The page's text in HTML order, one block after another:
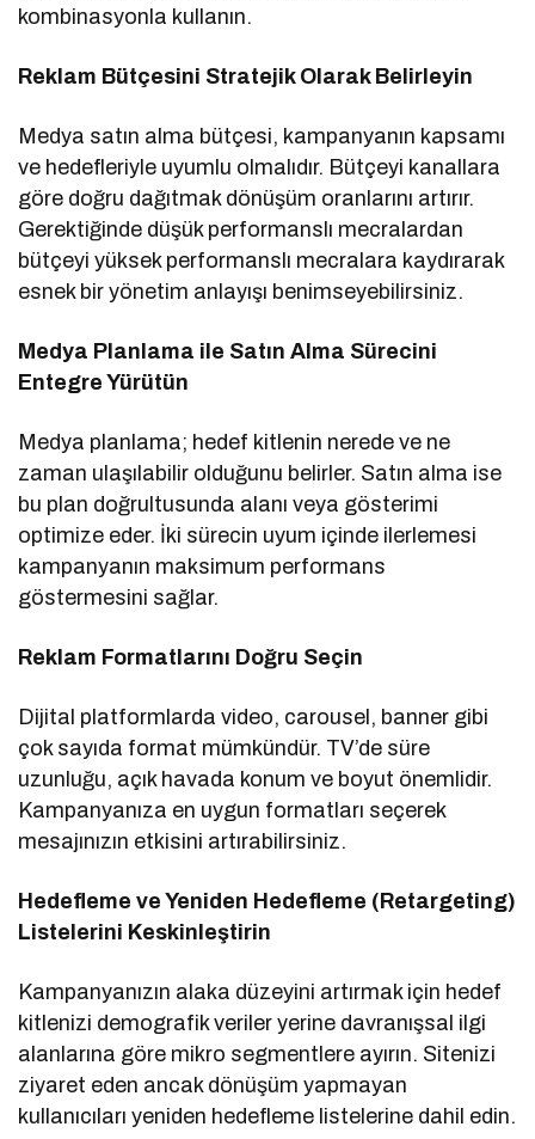
kombinasyonla kullanın.
Reklam Bütçesini Stratejik Olarak Belirleyin
Medya satın alma bütçesi, kampanyanın kapsamı
ve hedefleriyle uyumlu olmalıdır. Bütçeyi kanallara
göre doğru dağıtmak dönüşüm oranlarını artırır.
Gerektiğinde düşük performanslı mecralardan
bütçeyi yüksek performanslı mecralara kaydırarak
esnek bir yönetim anlayışı benimseyebilirsiniz.
Medya Planlama ile Satın Alma Sürecini
Entegre Yürütün
Medya planlama; hedef kitlenin nerede ve ne
zaman ulaşılabilir olduğunu belirler. Satın alma ise
bu plan doğrultusunda alanı veya gösterimi
optimize eder. İki sürecin uyum içinde ilerlemesi
kampanyanın maksimum performans
göstermesini sağlar.
Reklam Formatlarını Doğru Seçin
Dijital platformlarda video, carousel, banner gibi
çok sayıda format mümkündür. TV’de süre
uzunluğu, açık havada konum ve boyut önemlidir.
Kampanyanıza en uygun formatları seçerek
mesajınızın etkisini artırabilirsiniz.
Hedefleme ve Yeniden Hedefleme (Retargeting)
Listelerini Keskinleştirin
Kampanyanızın alaka düzeyini artırmak için hedef
kitlenizi demografik veriler yerine davranışsal ilgi
alanlarına göre mikro segmentlere ayırın. Sitenizi
ziyaret eden ancak dönüşüm yapmayan
kullanıcıları yeniden hedefleme listelerine dahil edin.